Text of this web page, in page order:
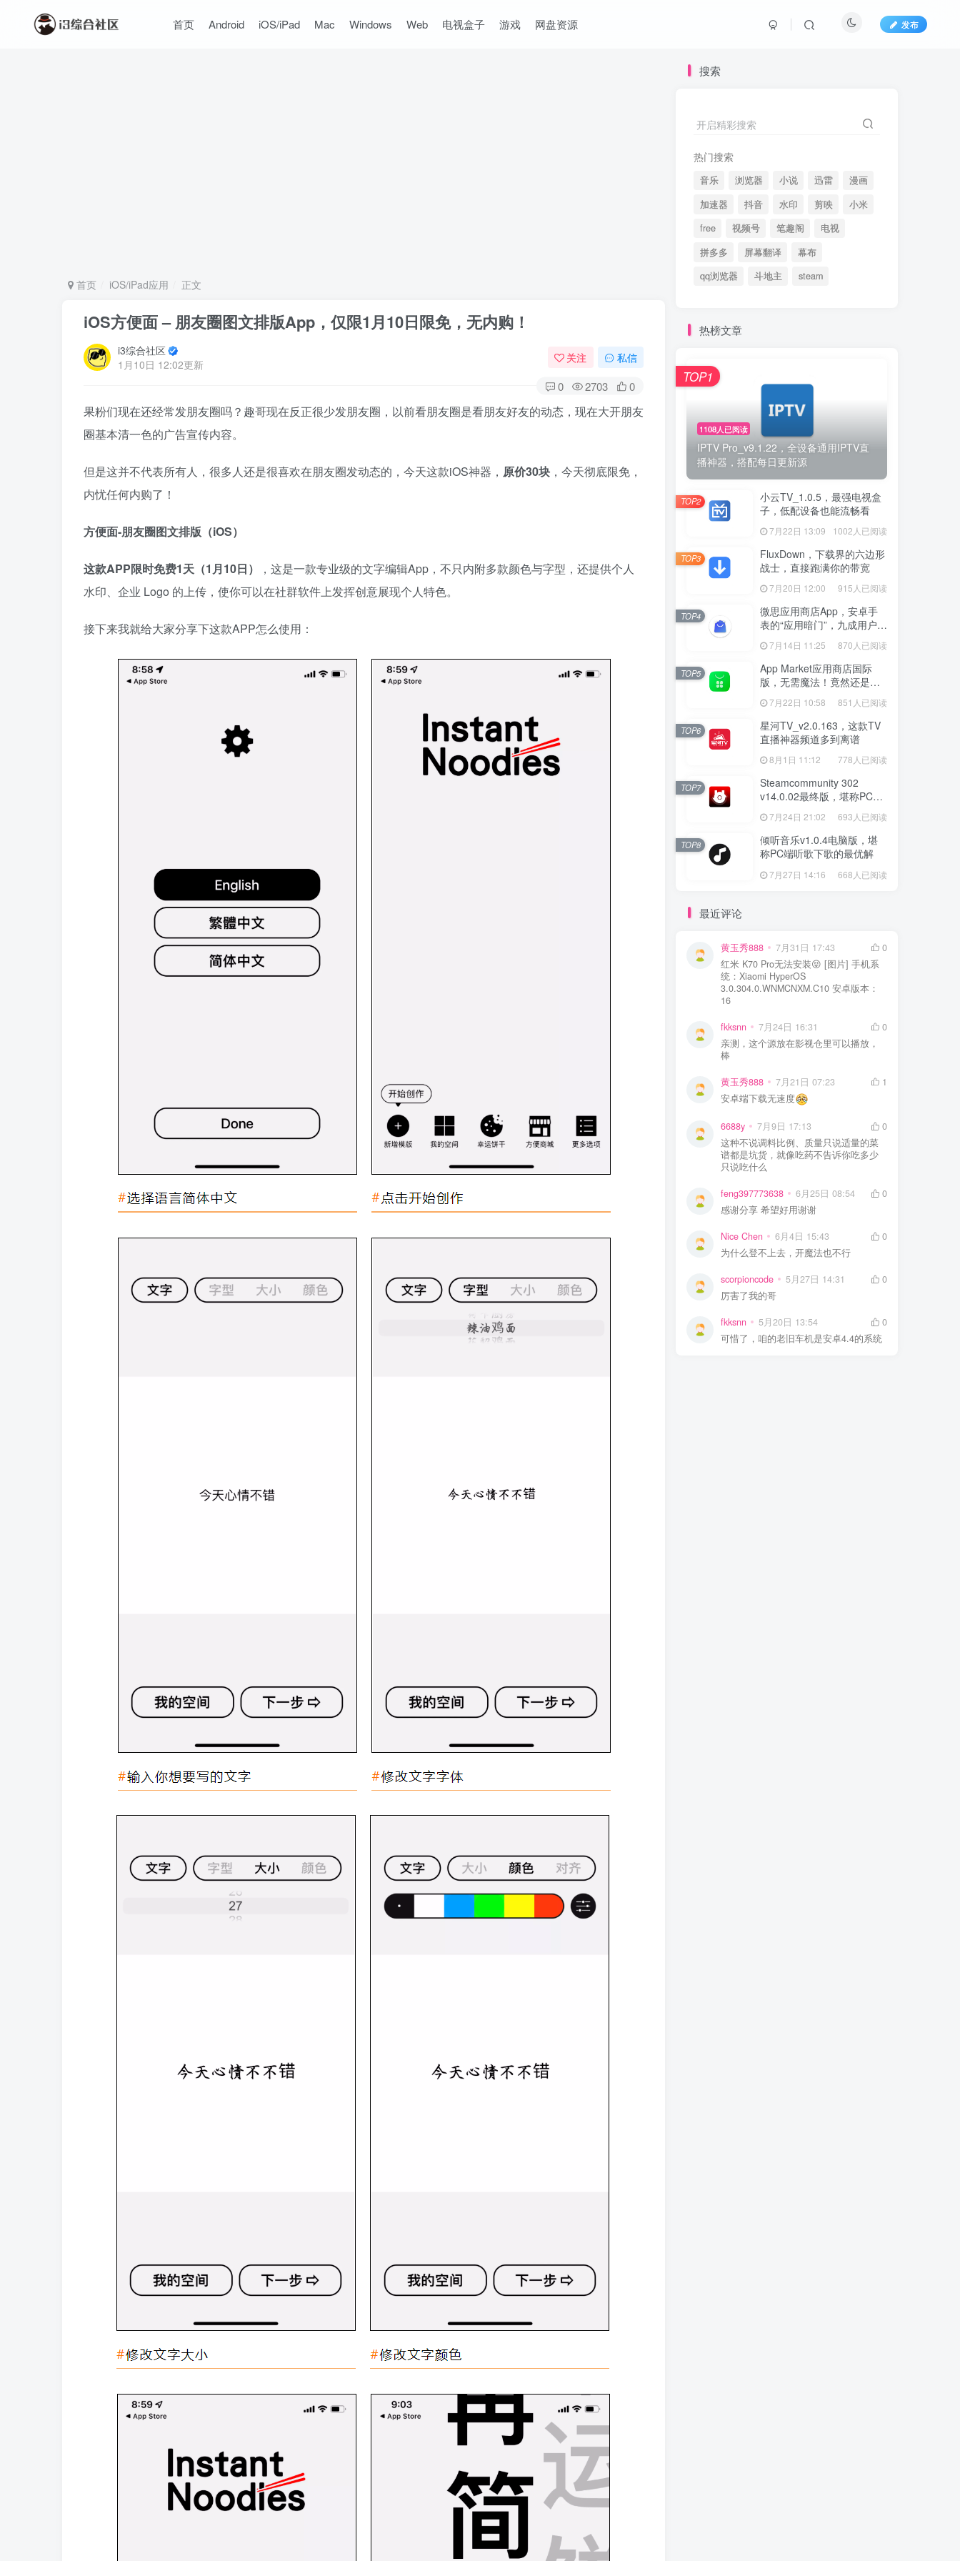
首页 Android iOS/iPad Mac Windows Web 电视盒子 游戏 网盘资源 发布
首页 iOS/iPad应用 正文
iOS方便面 – 朋友圈图文排版App，仅限1月10日限免，无内购！
i3综合社区
1月10日 12:02更新
关注 私信
0 2703 0
果粉们现在还经常发朋友圈吗？趣哥现在反正很少发朋友圈，以前看朋友圈是看朋友好友的动态，现在大开朋友
圈基本清一色的广告宣传内容。
但是这并不代表所有人，很多人还是很喜欢在朋友圈发动态的，今天这款iOS神器， 原价30块 ，今天彻底限免，
内忧任何内购了！
方便面-朋友圈图文排版（iOS）
这款APP限时免费1天（1月10日）
，这是一款专业级的文字编辑App，不只内附多款颜色与字型，还提供个人
水印、企业 Logo 的上传，使你可以在社群软件上发挥创意展现个人特色。
接下来我就给大家分享下这款APP怎么使用：
搜索
开启精彩搜索
热门搜索
音乐 浏览器 小说 迅雷
漫画
加速器
抖音 水印 剪映
小米
free
视频号 笔趣阁
电视
拼多多
屏幕翻译
幕布
qq浏览器
斗地主 steam
热榜文章
1108人已阅读
IPTV Pro_v9.1.22，全设备通用IPTV直
播神器，搭配每日更新源
TOP1
小云TV_1.0.5，最强电视盒
子，低配设备也能流畅看
7月22日 13:09 1002人已阅读
TOP2
FluxDown，下载界的六边形
战士，直接跑满你的带宽
7月20日 12:00 915人已阅读
TOP3
微思应用商店App，安卓手
表的“应用暗门”，九成用户还
没发现
7月14日 11:25 870人已阅读
TOP4
App Market应用商店国际
版，无需魔法！竟然还是大
厂出品？
7月22日 10:58 851人已阅读
TOP5
星河TV_v2.0.163，这款TV
直播神器频道多到离谱
8月1日 11:12 778人已阅读
TOP6
Steamcommunity 302
v14.0.02最终版，堪称PC玩
家必备的网络工具箱
7月24日 21:02 693人已阅读
TOP7
倾听音乐v1.0.4电脑版，堪
称PC端听歌下歌的最优解
7月27日 14:16 668人已阅读
TOP8
最近评论
黄玉秀888 7月31日 17:43
0
红米 K70 Pro无法安装😝 [图片] 手机系
统：Xiaomi HyperOS
3.0.304.0.WNMCNXM.C10 安卓版本：
16
fkksnn 7月24日 16:31
0
亲测，这个源放在影视仓里可以播放，
棒
黄玉秀888 7月21日 07:23
1
安卓端下载无速度
6688y 7月9日 17:13
0
这种不说调料比例、质量只说适量的菜
谱都是坑货，就像吃药不告诉你吃多少
只说吃什么
feng397773638 6月25日 08:54
0
感谢分享 希望好用谢谢
Nice Chen 6月4日 15:43
0
为什么登不上去，开魔法也不行
scorpioncode 5月27日 14:31
0
厉害了我的哥
fkksnn 5月20日 13:54
0
可惜了，咱的老旧车机是安卓4.4的系统